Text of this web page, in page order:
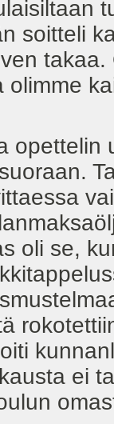
soitteli
olimme
oli se,
ei